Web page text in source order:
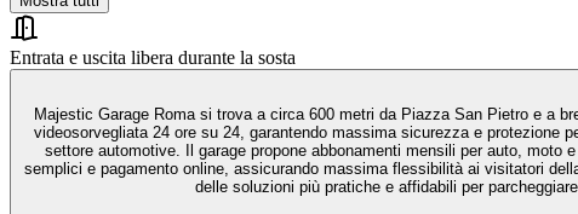
Entrata e uscita libera durante la sosta
Majestic Garage Roma si trova a circa 600 metri da Piazza San Pietro e a
videosorvegliata 24 ore su 24, garantendo massima sicurezza e protezione
settore automotive. Il garage propone abbonamenti mensili per auto, moto
semplici e pagamento online, assicurando massima flessibilità ai visitatori
delle soluzioni più pratiche e affidabili per